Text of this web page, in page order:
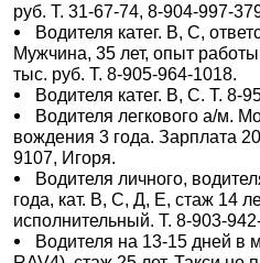
руб. Т. 31-67-74, 8-904-997-
Водителя катег. В, С,
Мужчина, 35 лет, опыт
тыс. руб. Т. 8-905-964-1018.
Водителя катег. В, С. Т. 8-
Водителя легкового а/м.
вождения 3 года. Зарплата
9107, Игоря.
Водителя личного,
года, кат. В, С, Д, Е, стаж 14
исполнительный. Т. 8-903-
Водителя на 13-15 дней в